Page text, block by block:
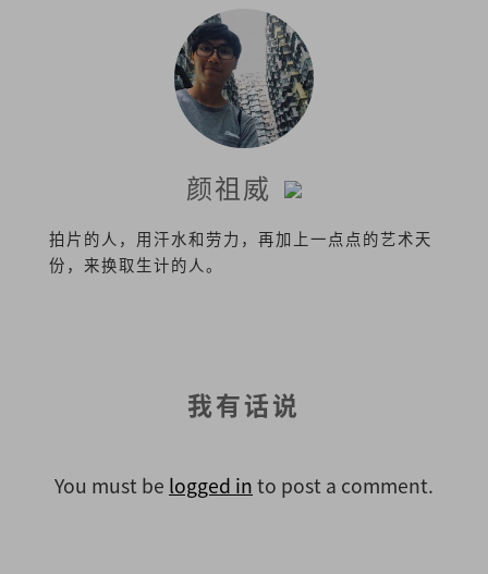
颜祖威
拍片的人，用汗水和劳力，再加上一点点的艺术天
份，来换取生计的人。
我有话说
You must be logged in to post a comment.